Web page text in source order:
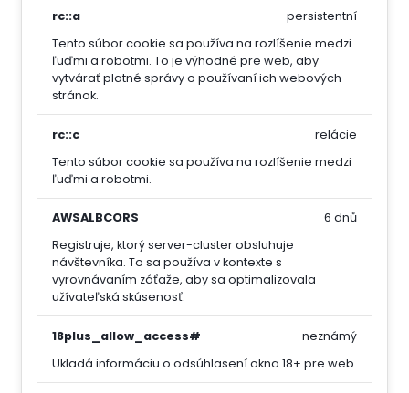
rc::a
Tento súbor cookie sa používa na rozlíšenie medzi
ľuďmi a robotmi. To je výhodné pre web, aby
vytvárať platné správy o používaní ich webových
stránok.
persistentní
rc::c
Tento súbor cookie sa používa na rozlíšenie medzi
ľuďmi a robotmi.
relácie
AWSALBCORS
Registruje, ktorý server-cluster obsluhuje
návštevníka. To sa používa v kontexte s
vyrovnávaním záťaže, aby sa optimalizovala
užívateľská skúsenosť.
6 dnů
18plus_allow_access#
Ukladá informáciu o odsúhlasení okna 18+ pre web.
neznámý